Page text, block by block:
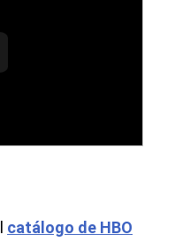
catálogo de HBO